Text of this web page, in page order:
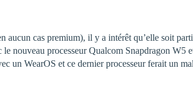
aucun cas premium), il y a intérêt qu’elle soit
nouveau processeur Qualcom Snapdragon
un WearOS et ce dernier processeur ferait un